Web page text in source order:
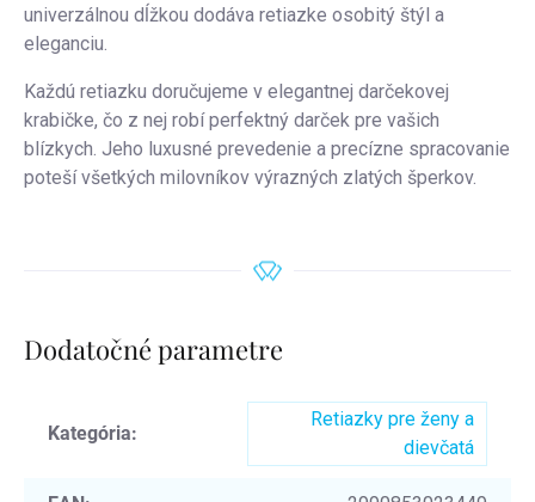
univerzálnou dĺžkou dodáva retiazke osobitý štýl a
eleganciu.
Každú retiazku doručujeme v elegantnej darčekovej
krabičke, čo z nej robí perfektný darček pre vašich
blízkych. Jeho luxusné prevedenie a precízne spracovanie
poteší všetkých milovníkov výrazných zlatých šperkov.
Dodatočné parametre
Kategória:
Retiazky pre ženy a
dievčatá